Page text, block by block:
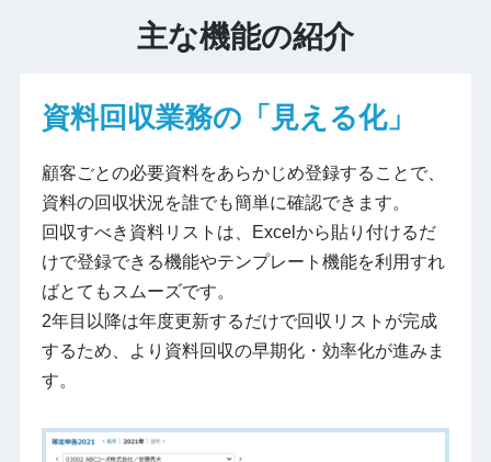
主な機能の紹介
資料回収業務の「見える化」
顧客ごとの必要資料をあらかじめ登録することで、
資料の回収状況を誰でも簡単に確認できます。
回収すべき資料リストは、Excelから貼り付けるだ
けで登録できる機能やテンプレート機能を利用すれ
ばとてもスムーズです。
2年目以降は年度更新するだけで回収リストが完成
するため、より資料回収の早期化・効率化が進みま
す。